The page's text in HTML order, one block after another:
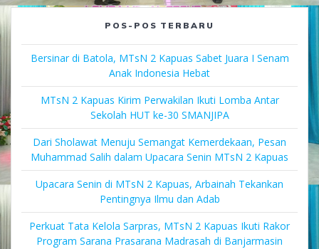
POS-POS TERBARU
Bersinar di Batola, MTsN 2 Kapuas Sabet Juara I Senam
Anak Indonesia Hebat
MTsN 2 Kapuas Kirim Perwakilan Ikuti Lomba Antar
Sekolah HUT ke-30 SMANJIPA
Dari Sholawat Menuju Semangat Kemerdekaan, Pesan
Muhammad Salih dalam Upacara Senin MTsN 2 Kapuas
Upacara Senin di MTsN 2 Kapuas, Arbainah Tekankan
Pentingnya Ilmu dan Adab
Perkuat Tata Kelola Sarpras, MTsN 2 Kapuas Ikuti Rakor
Program Sarana Prasarana Madrasah di Banjarmasin